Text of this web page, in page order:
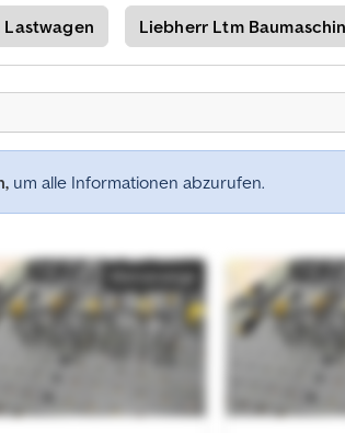
Liebherr Ltm
um alle Informationen abzurufen.
Kleinanzeige